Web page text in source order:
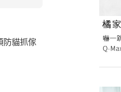
防貓抓傢